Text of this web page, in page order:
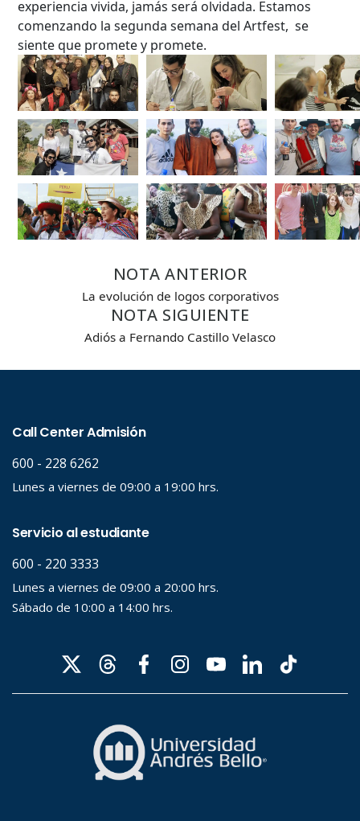
experiencia vivida, jamás será olvidada. Estamos
comenzando la segunda semana del Artfest, se
siente que promete y promete.
NOTA ANTERIOR
La evolución de logos corporativos
NOTA SIGUIENTE
Adiós a Fernando Castillo Velasco